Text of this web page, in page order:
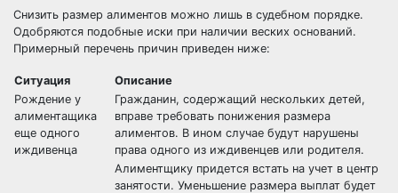
Снизить размер алиментов можно лишь в судебном порядке.
Одобряются подобные иски при наличии веских оснований.
Примерный перечень причин приведен ниже:
Ситуация
Описание
Рождение у
алиментащика
еще одного
иждивенца
Гражданин, содержащий нескольких детей,
вправе требовать понижения размера
алиментов. В ином случае будут нарушены
права одного из иждивенцев или родителя.
Алиментщику придется встать на учет в центр
занятости. Уменьшение размера выплат будет